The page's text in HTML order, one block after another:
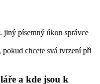
jiný písemný úkon správce
chcete svá tvrzení při
a kde jsou k